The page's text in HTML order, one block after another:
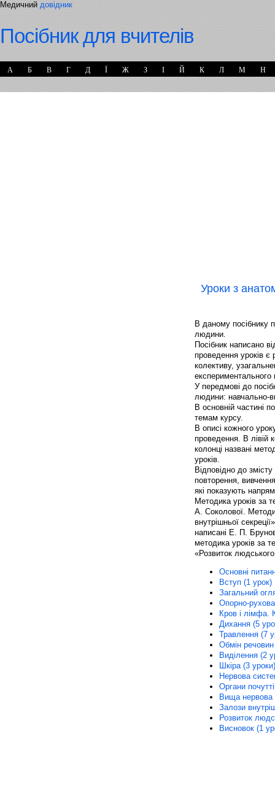
Медичний довідник
Посібник для вчителів
А Б В Г Д Ї Ж З І Й К Л М Н
Уроки з
В даному посібнику
людини.
Посібник написано
проведення уроків є
колективу,
експериментального
У передмові до
людини: навчально-
В основній частині
темам курсу.
В описі кожного
проведення. В лівій
колонці названі
уроків.
Відповідно до
повторення,
які показують
Методика уроків за
А. Соколової.
внутрішньої
написані Е. П.
методика уроків за
«Розвиток
Основні
Вступ (1 урок)
Загальний
Опорно-
Кров і лімфа.
Дихання (5
Травлення (7
Обмін речовин
Виділення (2
Шкіра (3 уроки)
Нервова
Органи
Вища нервова
Залози
Розвиток
Висновок (1